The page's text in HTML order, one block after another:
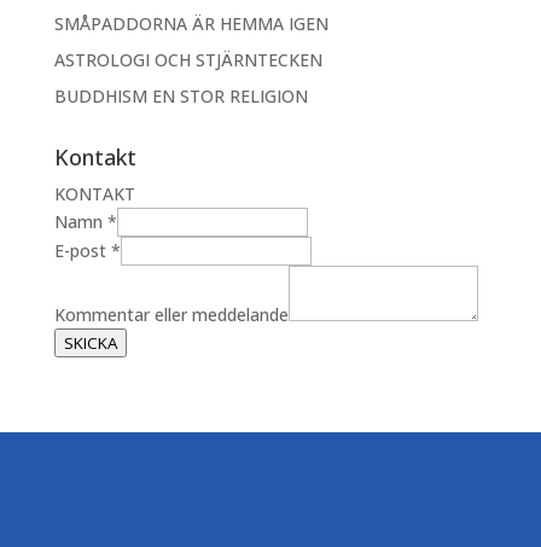
SMÅPADDORNA ÄR HEMMA IGEN
ASTROLOGI OCH STJÄRNTECKEN
BUDDHISM EN STOR RELIGION
Kontakt
KONTAKT
m
e
d
e
l
Namn *
E-post *
Kommentar eller meddelande
SKICKA